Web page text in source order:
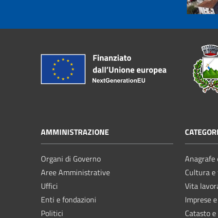
AMMINISTRAZIONE
Organi di Governo
Aree Amministrative
Uffici
Enti e fondazioni
Politici
Cultura
Vita
Imprese
Catasto